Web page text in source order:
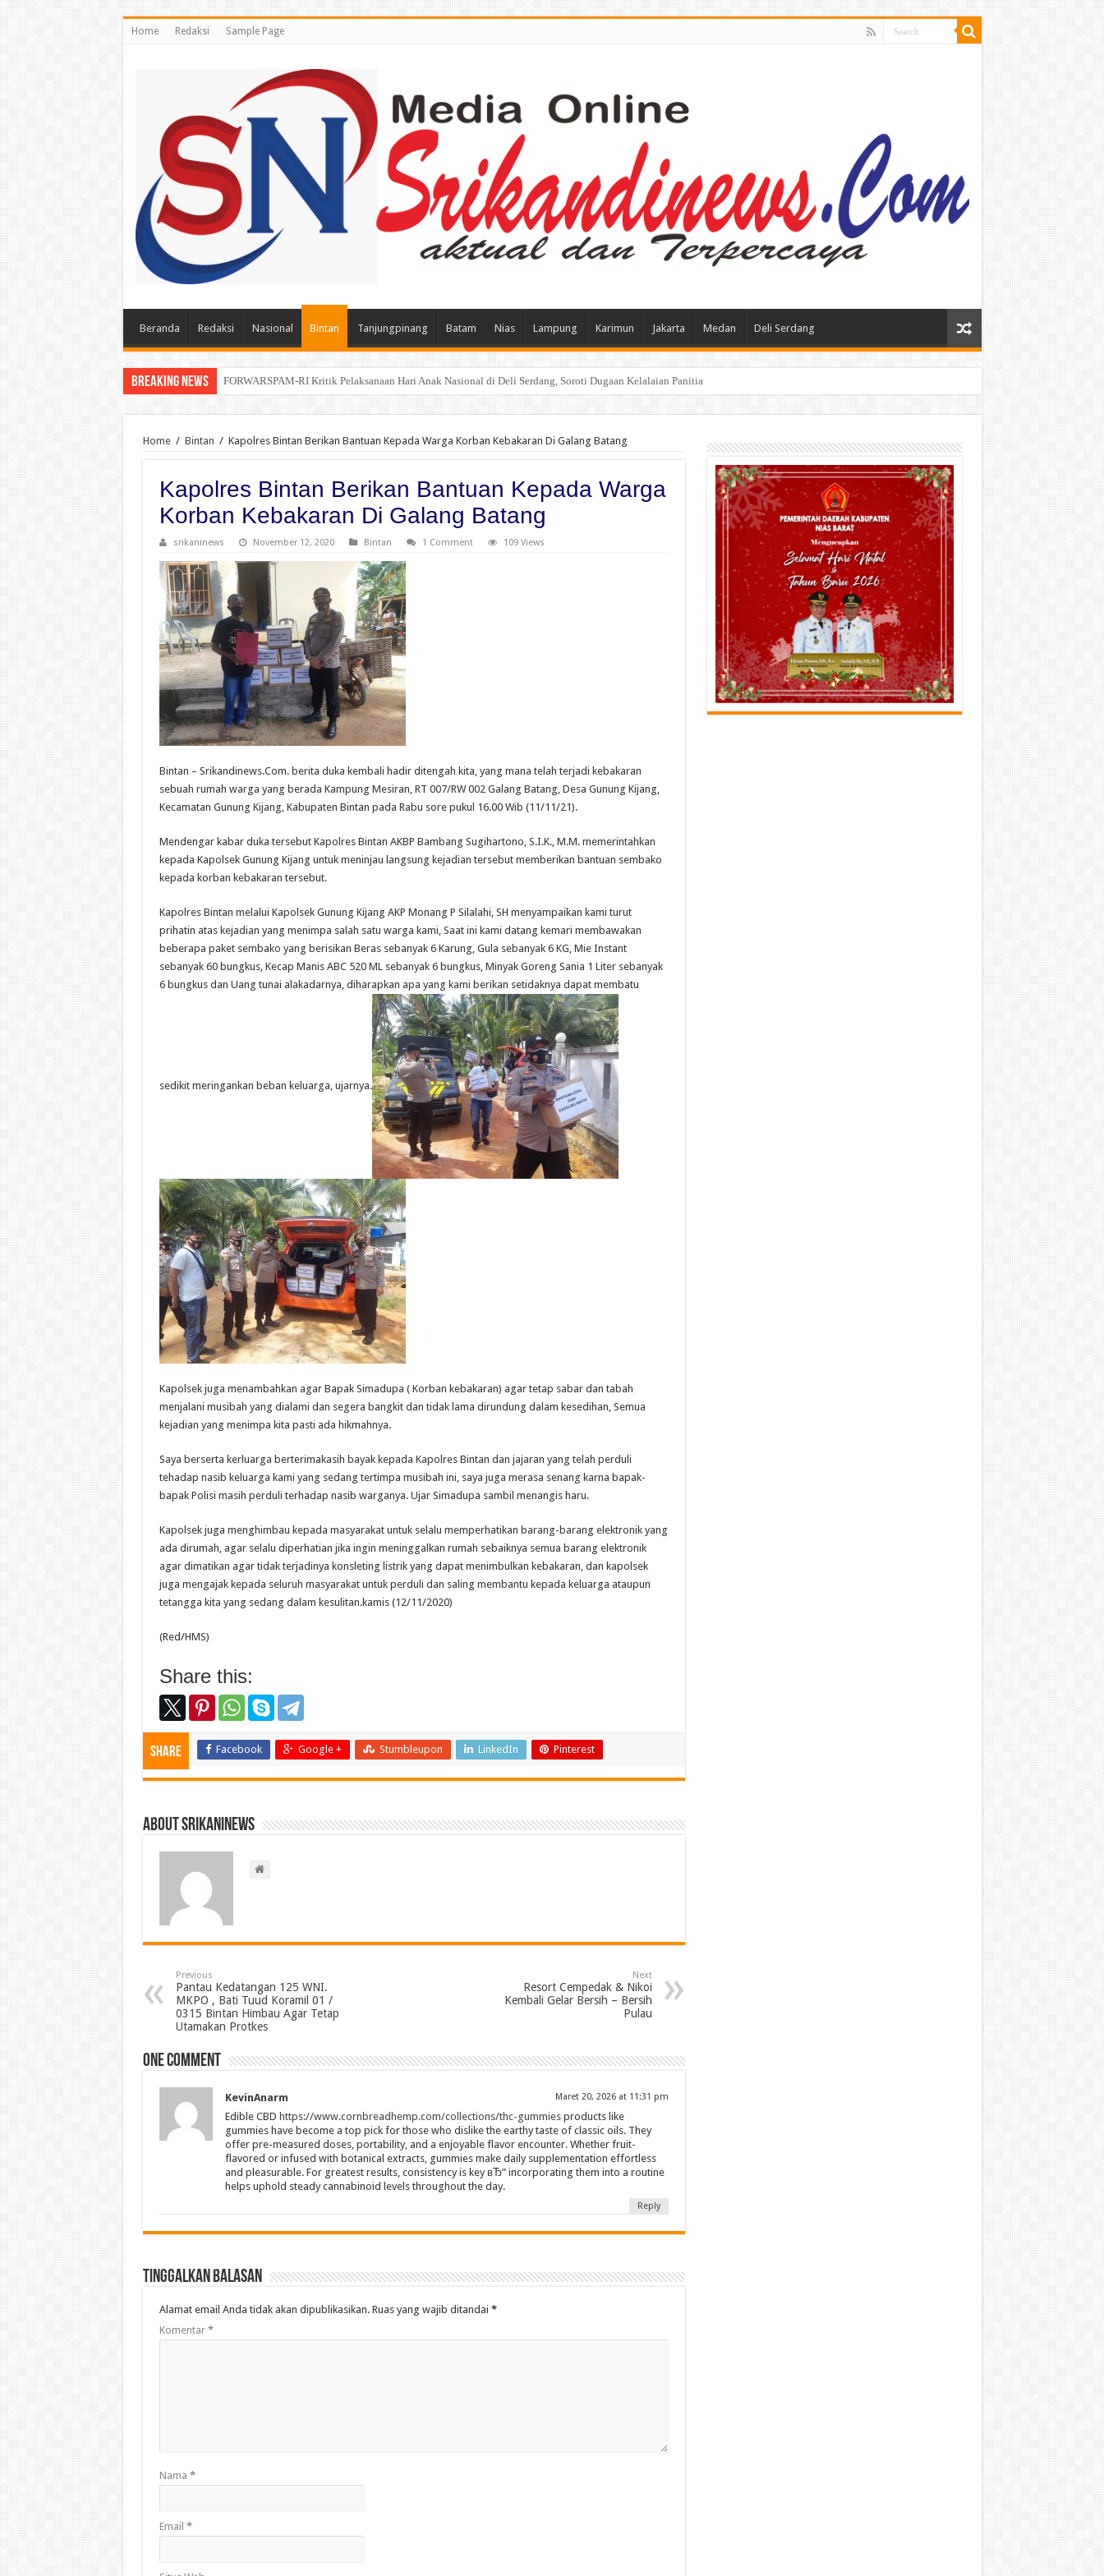
Home Redaksi Sample Page
Beranda Redaksi Nasional Bintan Tanjungpinang Batam Nias Lampung Karimun Jakarta Medan Deli Serdang
Breaking News Kelalaian Panitia : Menginjak Injak Kewibawaan Bupati Deli Serdang.
Home / Bintan / Kapolres Bintan Berikan Bantuan Kepada Warga Korban Kebakaran Di Galang Batang
Kapolres Bintan Berikan Bantuan Kepada Warga
Korban Kebakaran Di Galang Batang
srikaninews November 12, 2020 Bintan 1 Comment 109 Views
Bintan – Srikandinews.Com. berita duka kembali hadir ditengah kita, yang mana telah terjadi kebakaran
sebuah rumah warga yang berada Kampung Mesiran, RT 007/RW 002 Galang Batang, Desa Gunung Kijang,
Kecamatan Gunung Kijang, Kabupaten Bintan pada Rabu sore pukul 16.00 Wib (11/11/21).
Mendengar kabar duka tersebut Kapolres Bintan AKBP Bambang Sugihartono, S.I.K., M.M. memerintahkan
kepada Kapolsek Gunung Kijang untuk meninjau langsung kejadian tersebut memberikan bantuan sembako
kepada korban kebakaran tersebut.
Kapolres Bintan melalui Kapolsek Gunung Kijang AKP Monang P Silalahi, SH menyampaikan kami turut
prihatin atas kejadian yang menimpa salah satu warga kami, Saat ini kami datang kemari membawakan
beberapa paket sembako yang berisikan Beras sebanyak 6 Karung, Gula sebanyak 6 KG, Mie Instant
sebanyak 60 bungkus, Kecap Manis ABC 520 ML sebanyak 6 bungkus, Minyak Goreng Sania 1 Liter sebanyak
6 bungkus dan Uang tunai alakadarnya, diharapkan apa yang kami berikan setidaknya dapat membatu
sedikit meringankan beban keluarga, ujarnya.
Kapolsek juga menambahkan agar Bapak Simadupa ( Korban kebakaran) agar tetap sabar dan tabah
menjalani musibah yang dialami dan segera bangkit dan tidak lama dirundung dalam kesedihan, Semua
kejadian yang menimpa kita pasti ada hikmahnya.
Saya berserta kerluarga berterimakasih bayak kepada Kapolres Bintan dan jajaran yang telah perduli
tehadap nasib keluarga kami yang sedang tertimpa musibah ini, saya juga merasa senang karna bapak-
bapak Polisi masih perduli terhadap nasib warganya. Ujar Simadupa sambil menangis haru.
Kapolsek juga menghimbau kepada masyarakat untuk selalu memperhatikan barang-barang elektronik yang
ada dirumah, agar selalu diperhatian jika ingin meninggalkan rumah sebaiknya semua barang elektronik
agar dimatikan agar tidak terjadinya konsleting listrik yang dapat menimbulkan kebakaran, dan kapolsek
juga mengajak kepada seluruh masyarakat untuk perduli dan saling membantu kepada keluarga ataupun
tetangga kita yang sedang dalam kesulitan.kamis (12/11/2020)
(Red/HMS)
Share this:
Share Facebook Google + Stumbleupon LinkedIn Pinterest
About srikaninews
Previous
Pantau Kedatangan 125 WNI.
MKPO , Bati Tuud Koramil 01 /
0315 Bintan Himbau Agar Tetap
Utamakan Protkes
Next
Resort Cempedak & Nikoi
Kembali Gelar Bersih – Bersih
Pulau
One comment
KevinAnarm Maret 20, 2026 at 11:31 pm
Edible CBD https://www.cornbreadhemp.com/collections/thc-gummiesproducts like
gummies have become a top pick for those who dislike the earthy taste of classic oils. They
offer pre-measured doses, portability, and a enjoyable flavor encounter. Whether fruit-
flavored or infused with botanical extracts, gummies make daily supplementation effortless
and pleasurable. For greatest results, consistency is key вЂ” incorporating them into a routine
helps uphold steady cannabinoid levels throughout the day.
Reply
Tinggalkan Balasan
Alamat email Anda tidak akan dipublikasikan. Ruas yang wajib ditandai *
Komentar *
Nama *
Email *